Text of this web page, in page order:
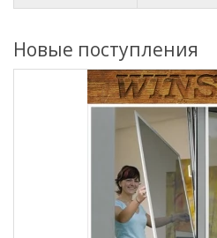
Новые поступления